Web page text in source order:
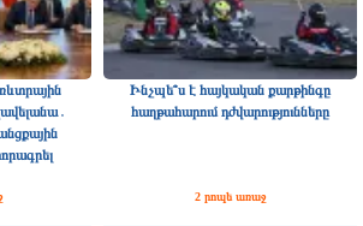
Ինչպե՞ս է հայկական քարթինգը
հաղթահարում դժվարությունները
2 րոպե առաջ